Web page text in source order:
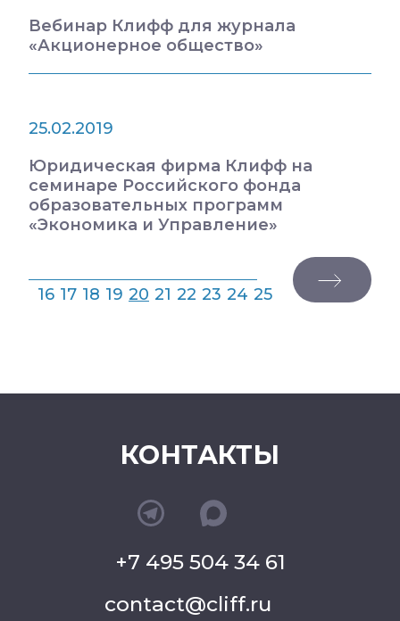
Вебинар Клифф для журнала
«Акционерное общество»
25.02.2019
Юридическая фирма Клифф на
семинаре Российского фонда
образовательных программ
«Экономика и Управление»
16 17 18 19 20 21 22 23 24 25
КОНТАКТЫ
+7 495 504 34 61
contact@cliff.ru